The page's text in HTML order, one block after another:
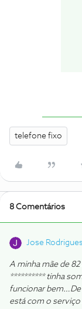
telefone fixo
8 Comentários
Jose Rodrigues
A minha mãe de
********** tinha
funcionar bem…De
está com o serviço